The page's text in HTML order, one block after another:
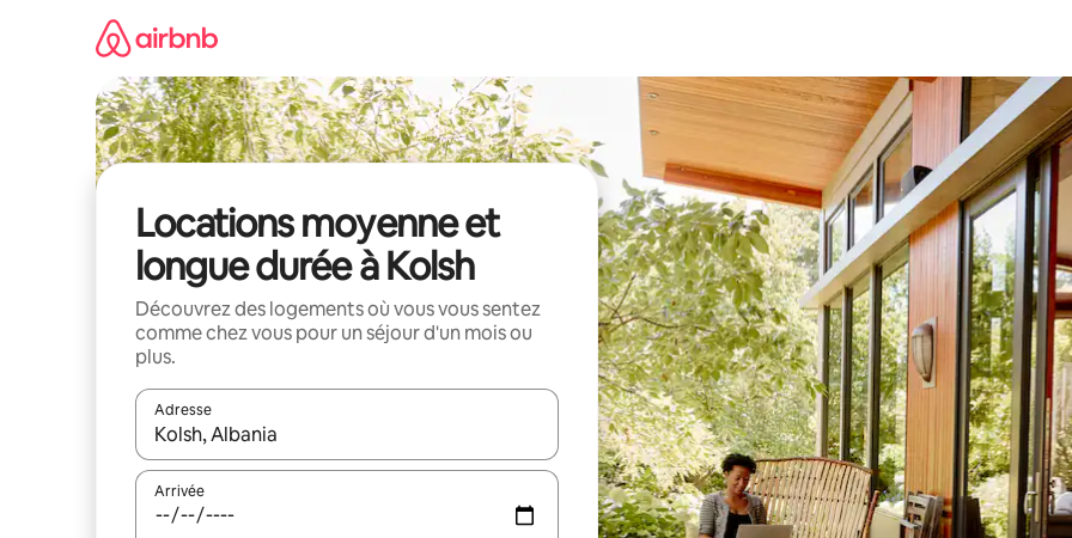
Locations moyenne et
longue durée à Kolsh
Découvrez des logements où vous vous sentez
comme chez vous pour un séjour d'un mois ou
plus.
Adresse
Lorsque les résultats s'affichent, utilisez les flèches vers le haut et vers le bas pour les parcourir ou en appuyant et en
Arrivée